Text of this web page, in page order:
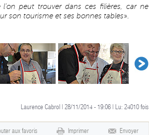
peut trouver dans ces filières, car ne
son tourisme et ses bonnes tables».
Laurence Cabrol | 28/11/2014 - 19:06 | Lu: 24010 fois
aux favoris Imprimer Envoyer